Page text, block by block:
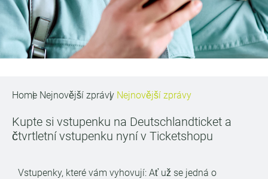
Home Nejnovější zprávy Nejnovější zprávy
Kupte si vstupenku na Deutschlandticket a
čtvrtletní vstupenku nyní v Ticketshopu
Vstupenky, které vám vyhovují: Ať už se jedná o